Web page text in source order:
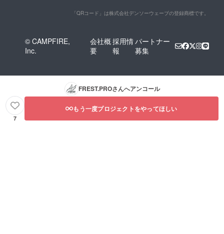
「QRコード」は株式会社デンソーウェーブの登録商標です。
© CAMPFIRE,
Inc.
会社概
要
採用情
報
パートナー
募集
FREST.PROさんへアンコール
7
もう一度プロジェクトをやってほしい